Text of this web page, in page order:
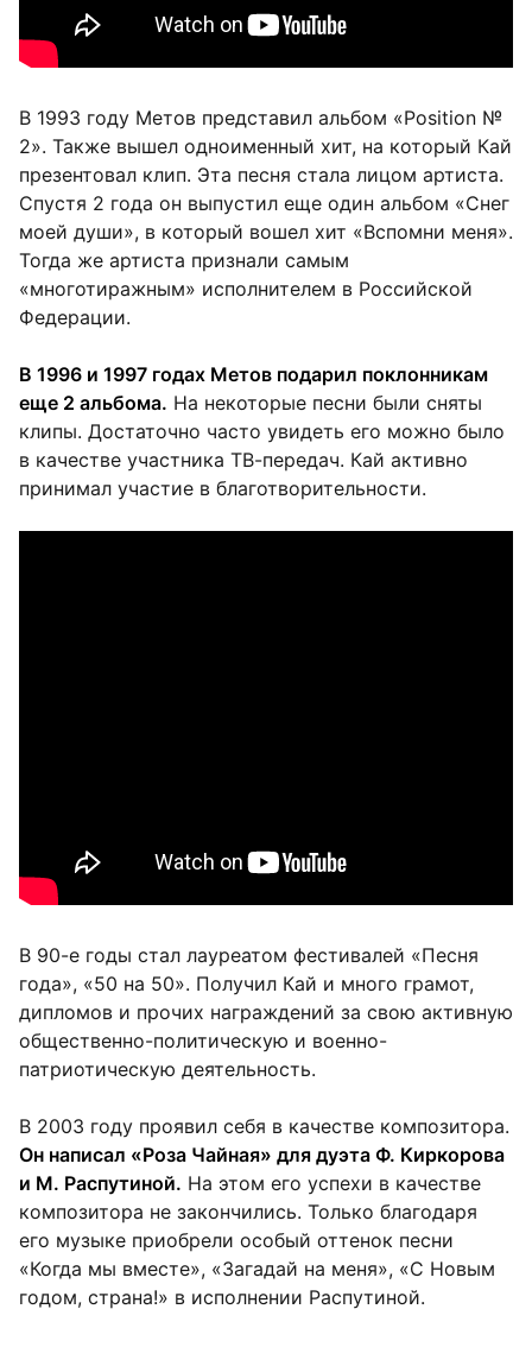
В 1993 году Метов представил альбом «Position №
2». Также вышел одноименный хит, на который Кай
презентовал клип. Эта песня стала лицом артиста.
Спустя 2 года он выпустил еще один альбом «Снег
моей души», в который вошел хит «Вспомни меня».
Тогда же артиста признали самым
«многотиражным» исполнителем в Российской
Федерации.
В 1996 и 1997 годах Метов подарил поклонникам
еще 2 альбома. На некоторые песни были сняты
клипы. Достаточно часто увидеть его можно было
в качестве участника ТВ-передач. Кай активно
принимал участие в благотворительности.
В 90-е годы стал лауреатом фестивалей «Песня
года», «50 на 50». Получил Кай и много грамот,
дипломов и прочих награждений за свою активную
общественно-политическую и военно-
патриотическую деятельность.
В 2003 году проявил себя в качестве композитора.
Он написал «Роза Чайная» для дуэта Ф. Киркорова
и М. Распутиной. На этом его успехи в качестве
композитора не закончились. Только благодаря
его музыке приобрели особый оттенок песни
«Когда мы вместе», «Загадай на меня», «С Новым
годом, страна!» в исполнении Распутиной.